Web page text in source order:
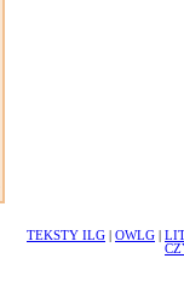
TEKSTY ILG OWLG